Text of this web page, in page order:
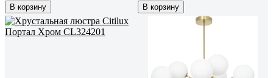
В корзину В корзину